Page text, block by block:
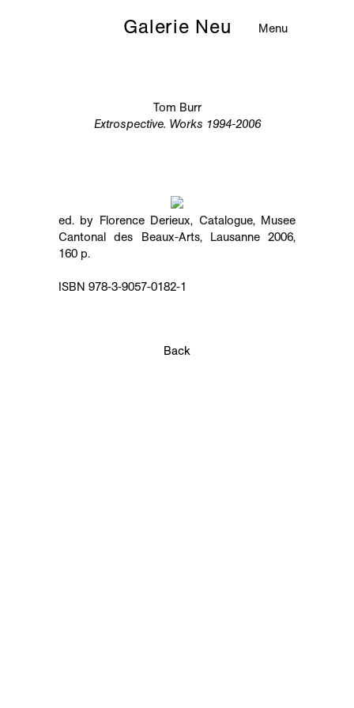
Tom Burr
Extrospective. Works 1994-2006
ed. by Florence Derieux, Catalogue, Musee
Cantonal des Beaux-Arts, Lausanne 2006,
160 p.
ISBN 978-3-9057-0182-1
Back
Galerie Neu Menu